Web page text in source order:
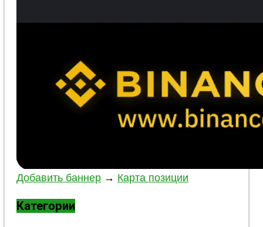
Добавить баннер → Карта позиции
Категории